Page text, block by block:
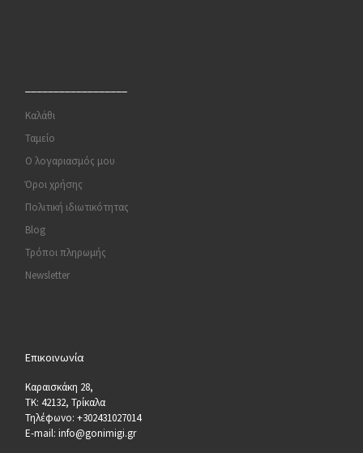
Καλάθι
Ταμείο
Ο λογαριασμός μου
Όροι χρήσης
Πολιτική ιδιωτικότητας
Blog
Τρόποι πληρωμής
Newsletter
Επικοινωνία
Καραισκάκη 28,
ΤΚ: 42132, Τρίκαλα
Τηλέφωνο: +302431027014
E-mail: info@gonimigi.gr